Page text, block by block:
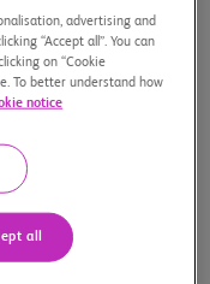
que se
le administró un
guarda una
deben ser
eventos descritos
el uso de un
advertising and
“Accept all”. You can
on “Cookie
To better understand how
notice
all